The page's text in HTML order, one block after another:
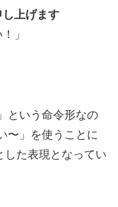
し上げます
」
という命令形なの
〜」を使うことに
した表現となってい